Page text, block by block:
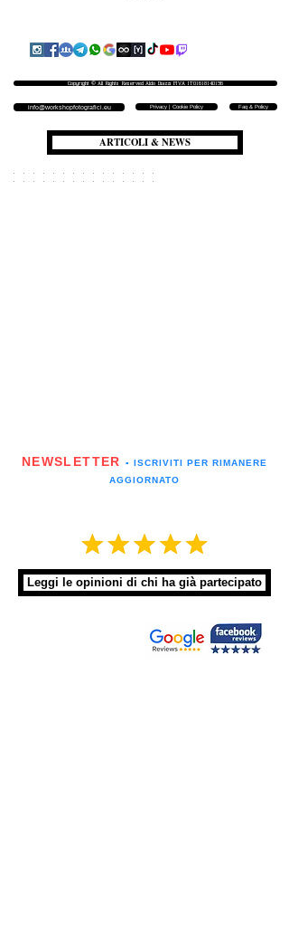
Copyright © All Rights Reserved Aldo Diazzi P.IVA IT01618140196
Faq & Policy
info@workshopfotografici.eu Privacy | Cookie Policy
NEWSLETTER
▪️ ISCRIVITI PER RIMANERE
AGGIORNATO
Leggi le opinioni di chi ha già partecipato
ARTICOLI & NEWS